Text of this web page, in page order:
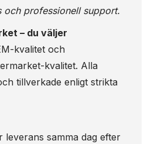
och professionell support.
– du väljer
kvalitet och
kvalitet. Alla
tillverkade enligt strikta
leverans samma dag efter